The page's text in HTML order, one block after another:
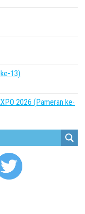
13)
2026 (Pameran ke-